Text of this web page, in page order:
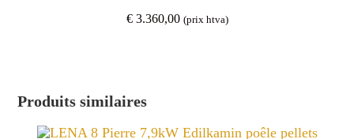
€3.360,00 (prix htva)
Produits similaires